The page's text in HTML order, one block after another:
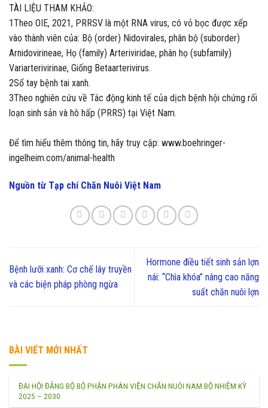
TÀI LIỆU THAM KHẢO:
1Theo OIE, 2021, PRRSV là một RNA virus, có vỏ bọc được xếp
vào thành viên của: Bộ (order) Nidovirales, phân bộ (suborder)
Arnidovirineae, Họ (family) Arteriviridae, phân họ (subfamily)
Variarterivirinae, Giống Betaarterivirus.
2Sổ tay bệnh tai xanh.
3Theo nghiên cứu về Tác động kinh tế của dịch bệnh hội chứng rối
loạn sinh sản và hô hấp (PRRS) tại Việt Nam.
Để tìm hiểu thêm thông tin, hãy truy cập: www.boehringer-
ingelheim.com/animal-health
Nguồn từ Tạp chí Chăn Nuôi Việt Nam
Bệnh lưỡi xanh: Cơ chế lây truyền
và các biện pháp phòng ngừa
Hormone điều tiết sinh sản lợn
nái: “Chìa khóa” nâng cao năng
suất chăn nuôi lợn
BÀI VIẾT MỚI NHẤT
ĐẠI HỘI ĐẢNG BỘ BỘ PHẬN PHÂN VIỆN CHĂN NUÔI NAM BỘ NHIỆM KỲ
2025 – 2030